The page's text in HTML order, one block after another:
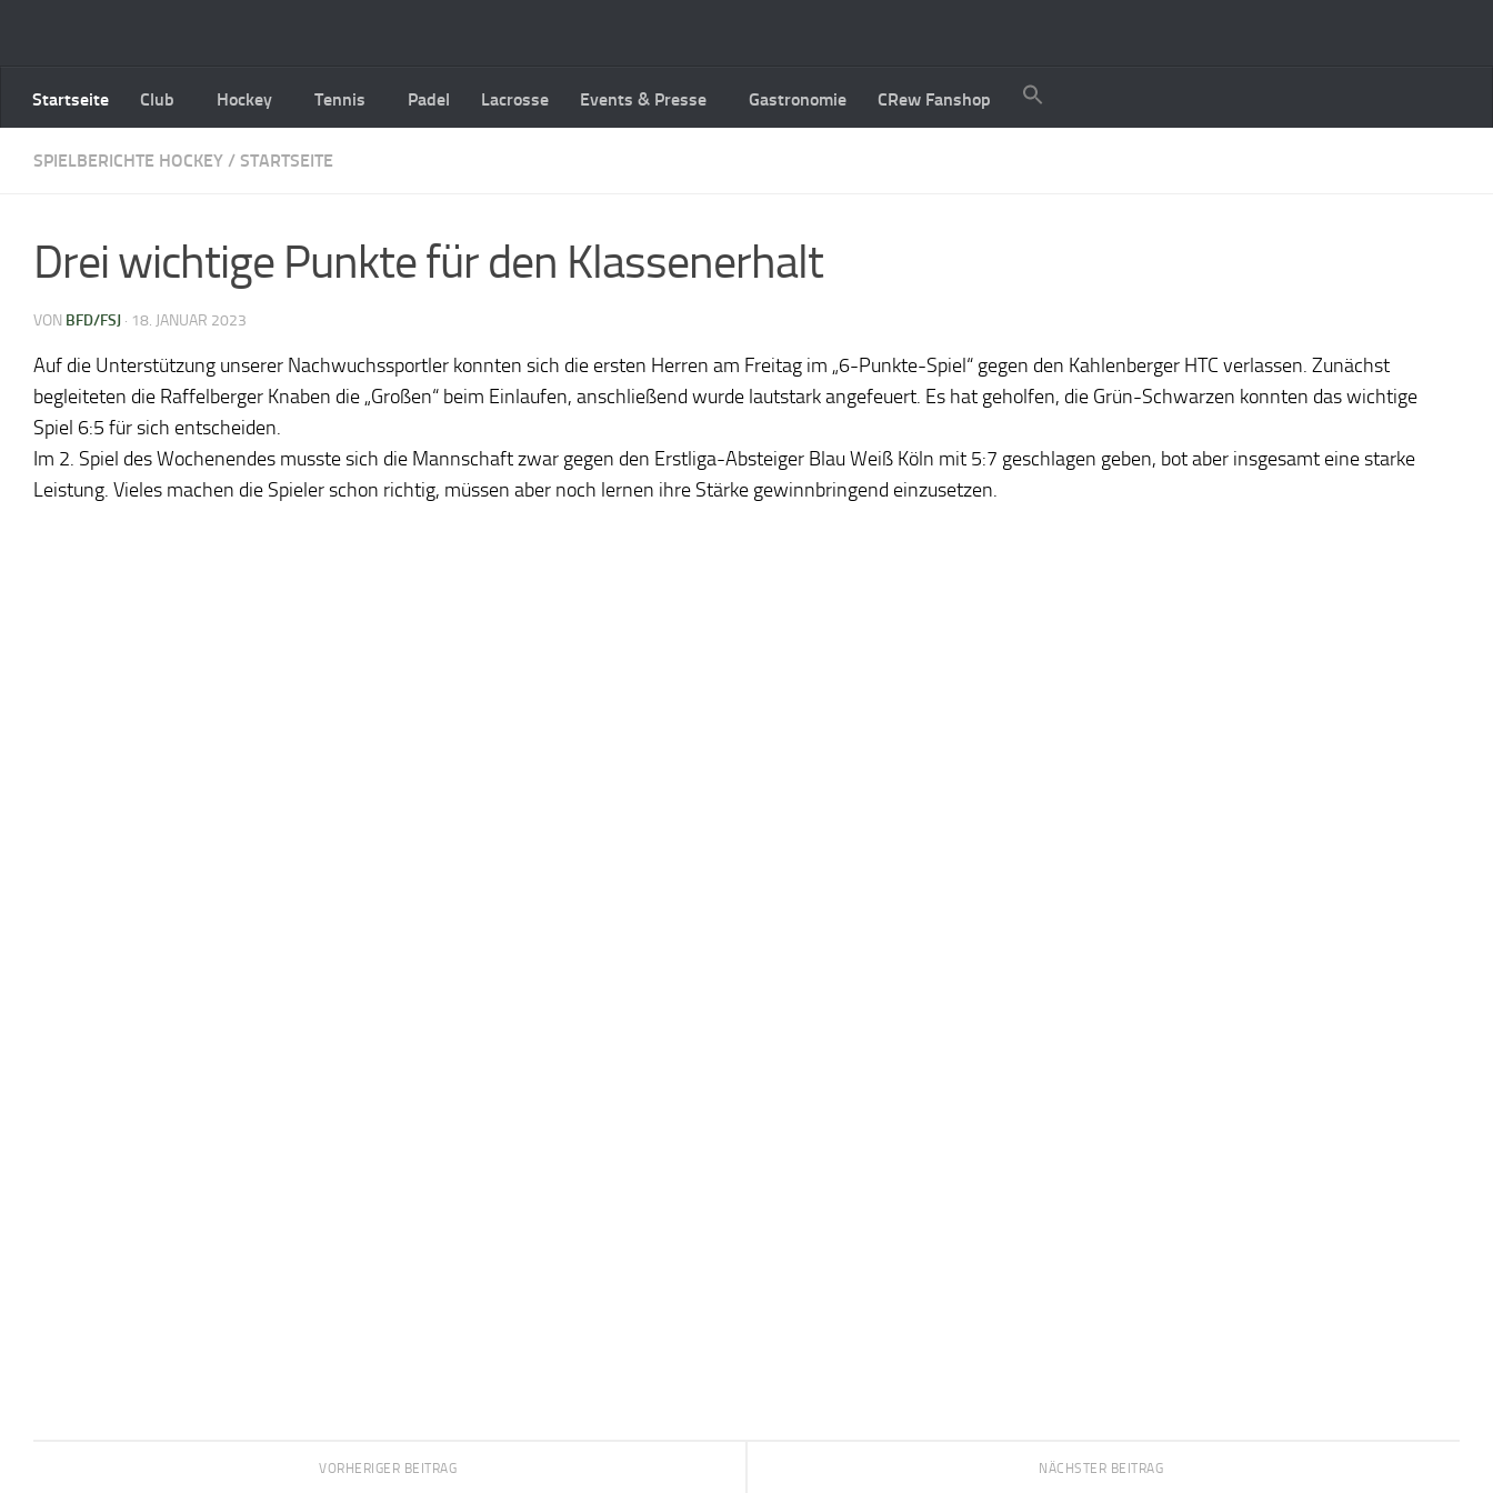
Startseite Club Hockey Tennis Padel Lacrosse Events & Presse Gastronomie CRew Fanshop
SPIELBERICHTE HOCKEY / STARTSEITE
Drei wichtige Punkte für den Klassenerhalt
VON BFD/FSJ · 18. JANUAR 2023
Auf die Unterstützung unserer Nachwuchssportler konnten sich die ersten Herren am Freitag im „6-Punkte-Spiel“ gegen den Kahlenberger HTC verlassen. Zunächst
begleiteten die Raffelberger Knaben die „Großen“ beim Einlaufen, anschließend wurde lautstark angefeuert. Es hat geholfen, die Grün-Schwarzen konnten das wichtige
Spiel 6:5 für sich entscheiden.
Im 2. Spiel des Wochenendes musste sich die Mannschaft zwar gegen den Erstliga-Absteiger Blau Weiß Köln mit 5:7 geschlagen geben, bot aber insgesamt eine starke
Leistung. Vieles machen die Spieler schon richtig, müssen aber noch lernen ihre Stärke gewinnbringend einzusetzen.
NÄCHSTER BEITRAG
VORHERIGER BEITRAG